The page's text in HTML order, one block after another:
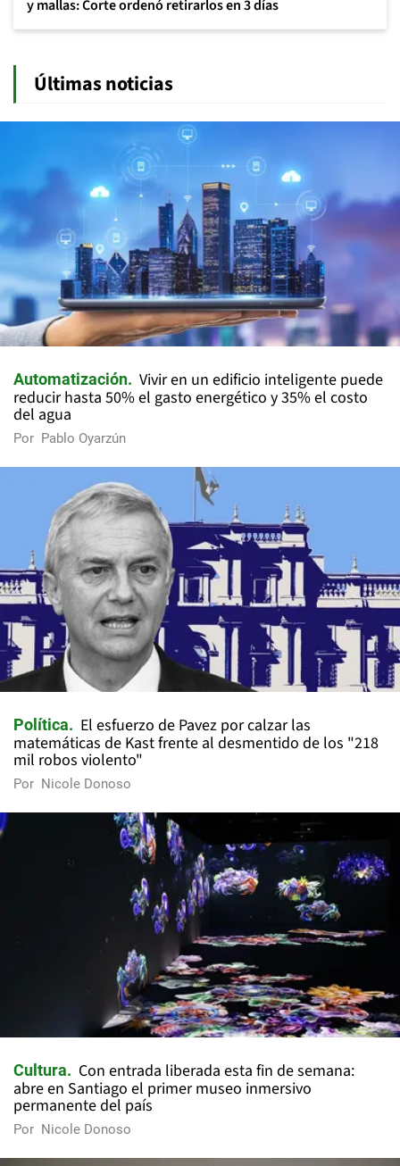
y mallas: Corte ordenó retirarlos en 3 días
Últimas noticias
Automatización
Vivir en un edificio inteligente puede
reducir hasta 50% el gasto energético y 35% el costo
del agua
Por Pablo Oyarzún
Política
El esfuerzo de Pavez por calzar las
matemáticas de Kast frente al desmentido de los "218
mil robos violento"
Por Nicole Donoso
Cultura
Con entrada liberada esta fin de semana:
abre en Santiago el primer museo inmersivo
permanente del país
Por Nicole Donoso